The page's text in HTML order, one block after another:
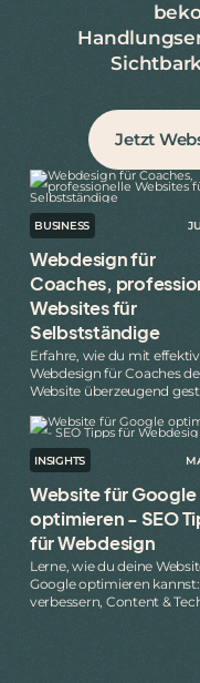
Jetzt
BUSINESS
Webdesign für
Coaches,
Websites für
Selbstständige
Erfahre, wie du mit
Webdesign für Coaches
Website überzeugend
praxisorientierte Tipps
INSIGHTS
Website für Google
optimieren - SEO
für Webdesign
Lerne, wie du deine
Google optimieren
verbessern, Content &